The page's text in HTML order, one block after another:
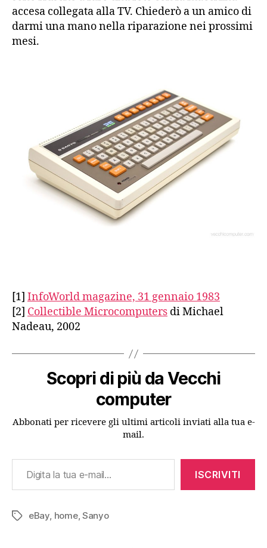
accesa collegata alla TV. Chiederò a un amico di
darmi una mano nella riparazione nei prossimi
mesi.
[1] InfoWorld magazine, 31 gennaio 1983
[2] Collectible Microcomputers di Michael
Nadeau, 2002
Scopri di più da Vecchi
computer
Abbonati per ricevere gli ultimi articoli inviati alla tua e-
mail.
Digita la tua e-mail...
ISCRIVITI
Tag eBay, home, Sanyo